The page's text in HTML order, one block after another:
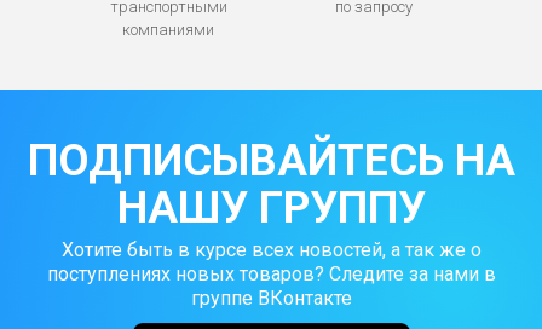
транспортными
компаниями
по запросу
ПОДПИСЫВАЙТЕСЬ НА
НАШУ ГРУППУ
Хотите быть в курсе всех новостей, а так же о
поступлениях новых товаров? Следите за нами в
группе ВКонтакте